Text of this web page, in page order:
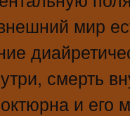
мир
смерть
и его